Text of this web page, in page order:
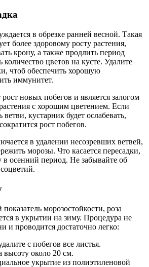
в обрезке ранней весной. Такая
более здоровому росту растения,
крону, а также продлить период
количество цветов на кусте. Удалите
чтоб обеспечить хорошую
иммунитет.
новых побегов и является залогом
с хорошим цветением. Если
ветви, кустарник будет ослабевать,
рост побегов.
в удалении несозревших ветвей,
морозы. Что касается пересадки,
в осенний период. Не забывайте об
морозостойкости, роза
в укрытии на зиму. Процедура не
и проводится достаточно легко:
с побегов все листья.
высоту около 20 см.
укрытие из полиэтиленовой